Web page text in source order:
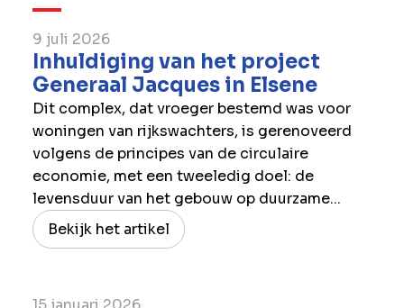
9 juli 2026
Inhuldiging van het project
Generaal Jacques in Elsene
Dit complex, dat vroeger bestemd was voor
woningen van rijkswachters, is gerenoveerd
volgens de principes van de circulaire
economie, met een tweeledig doel: de
levensduur van het gebouw op duurzame...
Bekijk het artikel